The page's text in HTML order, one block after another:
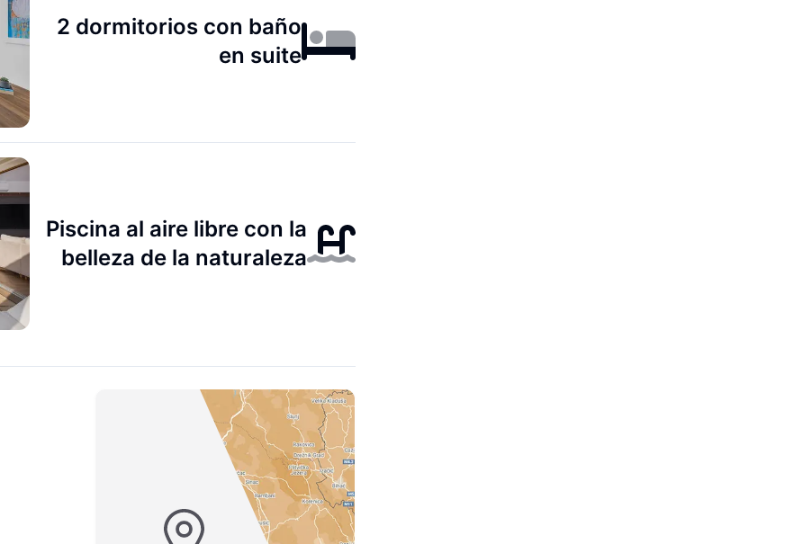
2 dormitorios con baño
en suite
Piscina al aire libre con la
belleza de la naturaleza